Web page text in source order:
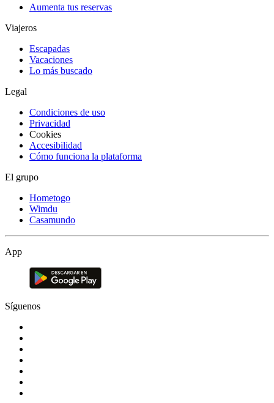
Aumenta tus reservas
Viajeros
Escapadas
Vacaciones
Lo más buscado
Legal
Condiciones de uso
Privacidad
Cookies
Accesibilidad
Cómo funciona la plataforma
El grupo
Hometogo
Wimdu
Casamundo
App
Síguenos